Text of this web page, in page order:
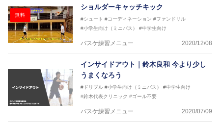
無料
ショルダーキャッチキック
#シュート #コーディネーション #ファンドリル
#小学生向け（ミニバス）
#中学生向け
バスケ練習メニュー 2020/12/08
インサイドアウト｜鈴木良和 今より少し
うまくなろう
#ドリブル #小学生向け（ミニバス）
#中学生向け
#鈴木代表クリニック #ゴール不要
バスケ練習メニュー 2020/07/09